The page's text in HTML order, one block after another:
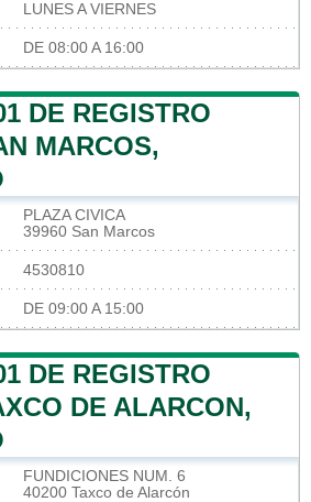
LUNES A VIERNES
DE 08:00 A 16:00
DE REGISTRO
MARCOS,
PLAZA CIVICA
39960 San Marcos
4530810
DE 09:00 A 15:00
DE REGISTRO
DE ALARCON,
FUNDICIONES NUM. 6
40200 Taxco de Alarcón